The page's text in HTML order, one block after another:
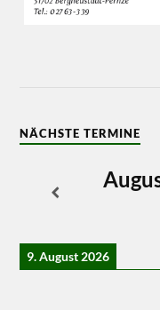
NÄCHSTE TERMINE
9. August 2026